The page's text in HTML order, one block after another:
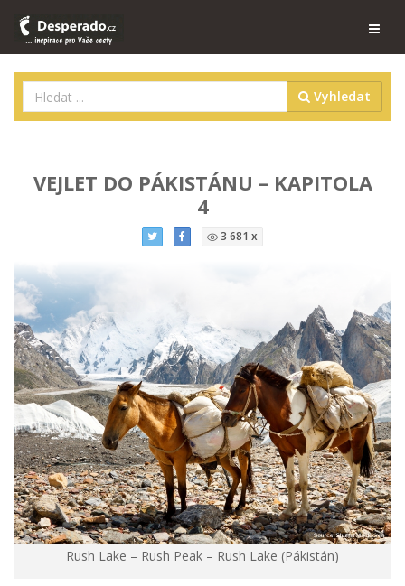
Vyhledat
VEJLET DO PÁKISTÁNU – KAPITOLA
4
3 681 x
Rush Lake – Rush Peak – Rush Lake (Pákistán)